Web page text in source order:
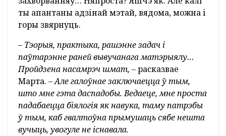
ты апантаны адзінай мэтай, вядома, можна і
горы звярнуць.
– Тэорыя, практыка, рашэнне задач і
паўтарэнне раней вывучанага матэрыялу…
Пройдзена насамрэч шмат, – расказвае
Марта. –Але галоўнае заключаецца ў тым,
што мне гэта даспадобы. Ведаеце, мне проста
падабаецца біялогія як навука, таму патрэбы
ў тым, каб гвалтоўна прымушаць сябе нешта
вучыць, увогуле не існавала.